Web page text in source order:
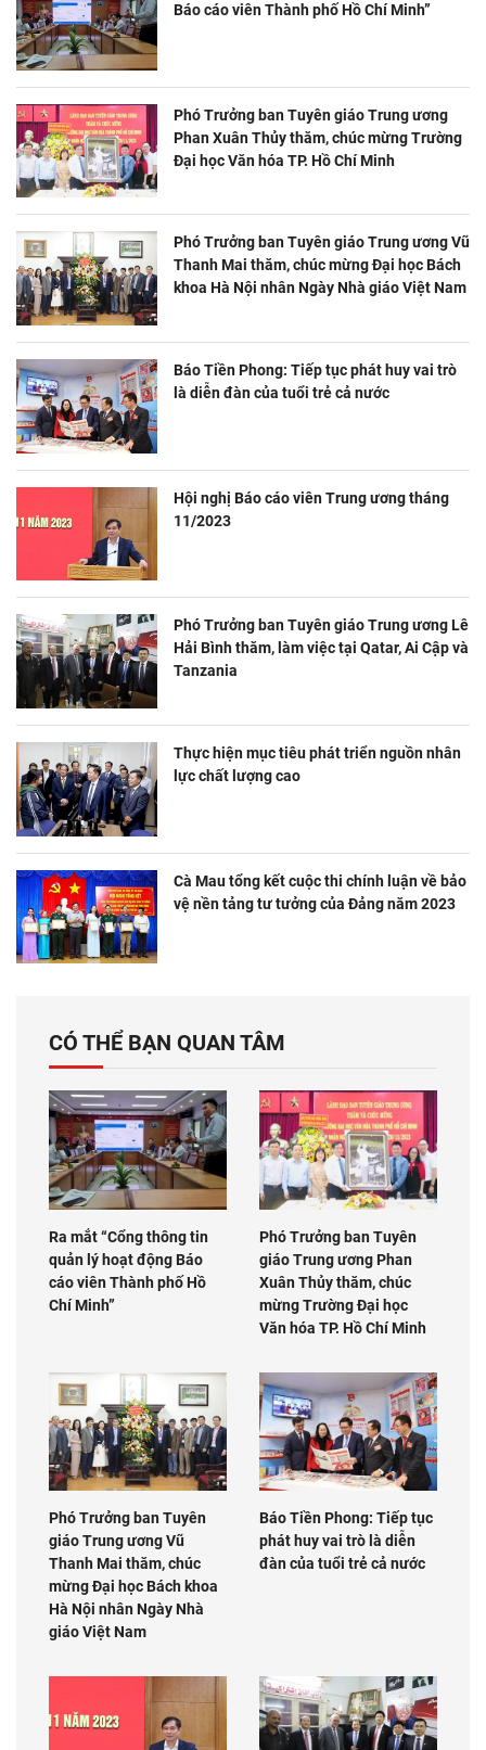
Báo cáo viên Thành phố Hồ Chí Minh”
Phó Trưởng ban Tuyên giáo Trung ương
Phan Xuân Thủy thăm, chúc mừng Trường
Đại học Văn hóa TP. Hồ Chí Minh
Phó Trưởng ban Tuyên giáo Trung ương Vũ
Thanh Mai thăm, chúc mừng Đại học Bách
khoa Hà Nội nhân Ngày Nhà giáo Việt Nam
Báo Tiền Phong: Tiếp tục phát huy vai trò
là diễn đàn của tuổi trẻ cả nước
Hội nghị Báo cáo viên Trung ương tháng
11/2023
Phó Trưởng ban Tuyên giáo Trung ương Lê
Hải Bình thăm, làm việc tại Qatar, Ai Cập và
Tanzania
Thực hiện mục tiêu phát triển nguồn nhân
lực chất lượng cao
Cà Mau tổng kết cuộc thi chính luận về bảo
vệ nền tảng tư tưởng của Đảng năm 2023
CÓ THỂ BẠN QUAN TÂM
Ra mắt “Cổng thông tin
quản lý hoạt động Báo
cáo viên Thành phố Hồ
Chí Minh”
Phó Trưởng ban Tuyên
giáo Trung ương Phan
Xuân Thủy thăm, chúc
mừng Trường Đại học
Văn hóa TP. Hồ Chí Minh
Phó Trưởng ban Tuyên
giáo Trung ương Vũ
Thanh Mai thăm, chúc
mừng Đại học Bách khoa
Hà Nội nhân Ngày Nhà
giáo Việt Nam
Báo Tiền Phong: Tiếp tục
phát huy vai trò là diễn
đàn của tuổi trẻ cả nước